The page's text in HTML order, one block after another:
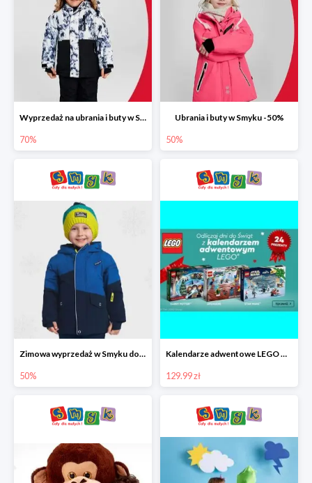
Wyprzedaż na ubrania i buty w Smyku do -70%
70%
Ubrania i buty w Smyku -50%
50%
Zimowa wyprzedaż w Smyku do -50%
50%
Kalendarze adwentowe LEGO w Smyku w super cenie
129.99 zł